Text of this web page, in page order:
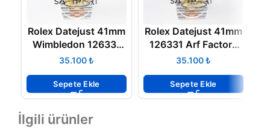
Rolex Datejust 41mm
Wimbledon 126331
Arf Factory Rose
ETA
₺
Sepete Ekle
Rolex Datejust 41mm
126331 Arf Factory
Rose Gold Super
₺
Sepete Ekle
İlgili ürünler